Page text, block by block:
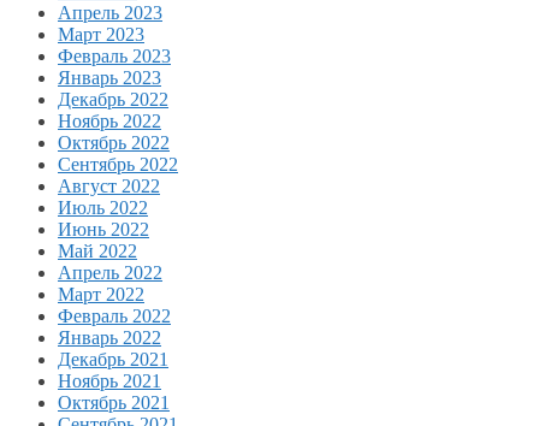
Апрель 2023
Март 2023
Февраль 2023
Январь 2023
Декабрь 2022
Ноябрь 2022
Октябрь 2022
Сентябрь 2022
Август 2022
Июль 2022
Июнь 2022
Май 2022
Апрель 2022
Март 2022
Февраль 2022
Январь 2022
Декабрь 2021
Ноябрь 2021
Октябрь 2021